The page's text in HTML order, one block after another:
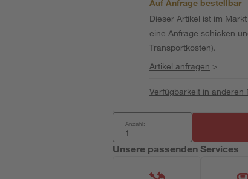
Auf Anfrage bestellbar
Dieser Artikel ist im
eine Anfrage schicken
Transportkosten).
Artikel anfragen >
Verfügbarkeit in anderen
Anzahl:
Unsere passenden Services